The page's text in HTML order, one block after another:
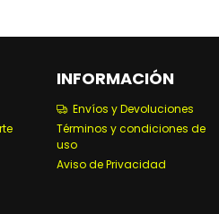
INFORMACIÓN
Envíos y Devoluciones
Términos y condiciones de
uso
Aviso de Privacidad